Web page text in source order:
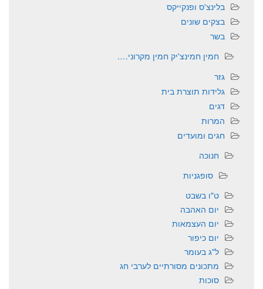
בלינצ'ס ופנקייקס
בצקים שונים
בשר
חמין חמינצ'יק חמין מקרוני….
גזר
גלידות תוצרת בית
דגים
המרות
חגים ומועדים
חנוכה
סופגניות
ט"ו בשבט
יום האהבה
יום העצמאות
יום כיפור
ל"ג בעומר
מתכונים מסורתיים לערבי חג
סוכות